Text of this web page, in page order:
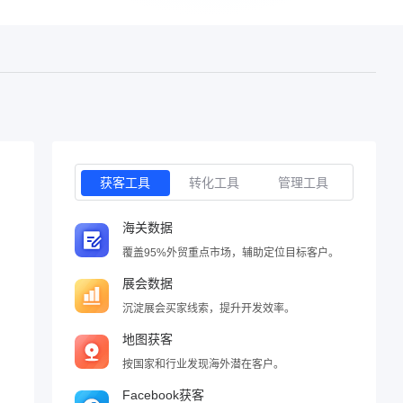
获客工具 转化工具 管理工具
海关数据
覆盖95%外贸重点市场，辅助定位目标客户。
展会数据
沉淀展会买家线索，提升开发效率。
地图获客
按国家和行业发现海外潜在客户。
Facebook获客